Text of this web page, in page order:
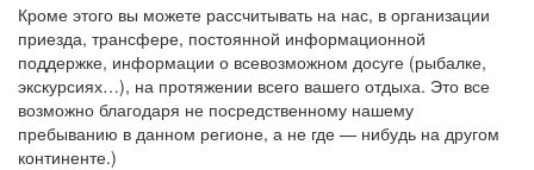
Кроме этого вы можете рассчитывать на нас, в организации
приезда, трансфере, постоянной информационной
поддержке, информации о всевозможном досуге (рыбалке,
экскурсиях…), на протяжении всего вашего отдыха. Это все
возможно благодаря не посредственному нашему
пребыванию в данном регионе, а не где — нибудь на другом
континенте.)